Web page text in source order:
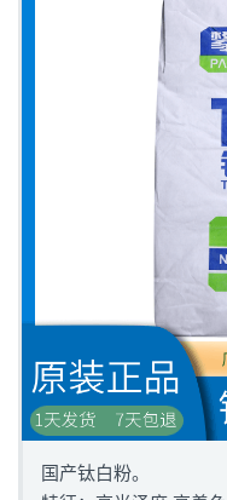
国产钛白粉。